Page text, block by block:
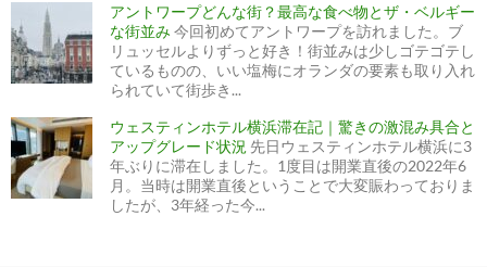
アントワープどんな街？最高な食べ物とザ・ベルギー
な街並み 今回初めてアントワープを訪れました。ブ
リュッセルよりずっと好き！街並みは少しゴテゴテし
ているものの、いい塩梅にオランダの要素も取り入れ
られていて街歩き...
ウェスティンホテル横浜滞在記｜驚きの激混み具合と
アップグレード状況 先日ウェスティンホテル横浜に3
年ぶりに滞在しました。1度目は開業直後の2022年6
月。当時は開業直後ということで大変賑わっておりま
したが、3年経った今...